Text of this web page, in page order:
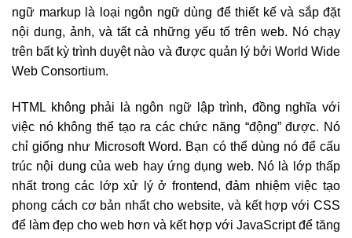
ngữ markup là loại ngôn ngữ dùng để thiết kế và sắp đặt
nội dung, ảnh, và tất cả những yếu tố trên web. Nó chạy
trên bất kỳ trình duyệt nào và được quản lý bởi World Wide
Web Consortium.
HTML không phải là ngôn ngữ lập trình, đồng nghĩa với
việc nó không thể tạo ra các chức năng “động” được. Nó
chỉ giống như Microsoft Word. Bạn có thể dùng nó để cấu
trúc nội dung của web hay ứng dụng web. Nó là lớp thấp
nhất trong các lớp xử lý ở frontend, đảm nhiệm việc tạo
phong cách cơ bản nhất cho website, và kết hợp với CSS
để làm đẹp cho web hơn và kết hợp với JavaScript để tăng